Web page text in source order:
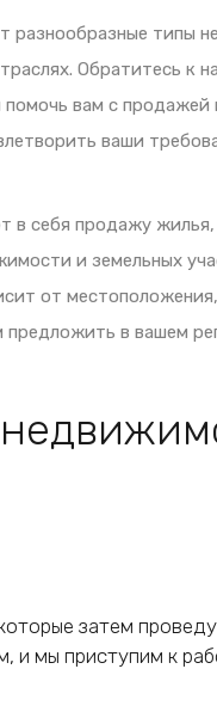
разнообразные типы
Обратитесь к
вам с продажей
ваши
в себя продажу
и земельных
от
в вашем
затем
и мы приступим к